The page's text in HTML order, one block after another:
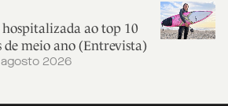
ao top 10
meio ano (Entrevista)
2026